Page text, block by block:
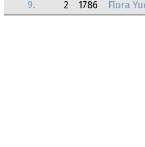
9.
2 1786 Flora